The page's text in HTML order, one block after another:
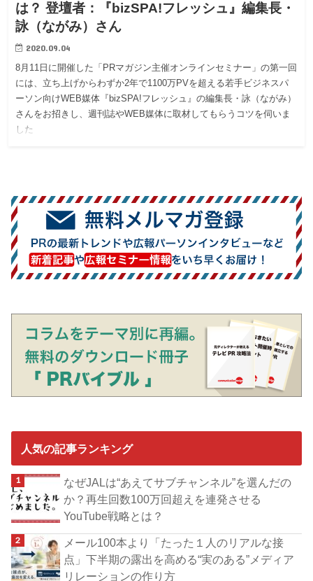
は？ 登壇者：『bizSPA!フレッシュ』編集長・
詠（ながみ）さん
2020.09.04
8月11日に開催した「PRマガジン主催オンラインセミナー」の第一回
には、立ち上げからわずか2年で1100万PVを超える若手ビジネスパ
ーソン向けWEB媒体『bizSPA!フレッシュ』の編集長・詠（ながみ）
さんをお招きし、週刊誌やWEB媒体に取材してもらうコツを伺いま
した
人気の記事ランキング
なぜJALは“あえてサブチャンネル”を選んだの
か？再生回数100万回超えを連発させる
YouTube戦略とは？
メール100本より「たった１人のリアルな接
点」下半期の露出を高める“実のある”メディア
リレーションの作り方